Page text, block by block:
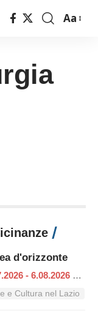
Font
Aa
d'orizzonte
- 6.08.2026 |
e Cultura nel Lazio